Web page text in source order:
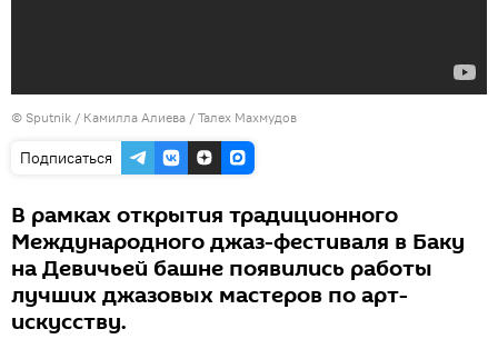
© Sputnik / Камилла Алиева / Талех Махмудов
Подписаться
В рамках открытия традиционного
Международного джаз-фестиваля в Баку
на Девичьей башне появились работы
лучших джазовых мастеров по арт-
искусству.